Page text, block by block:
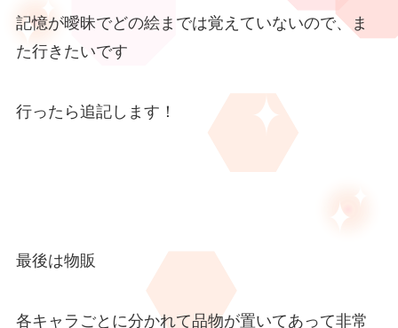
記憶が曖昧でどの絵までは覚えていないので、ま
た行きたいです
行ったら追記します！
最後は物販
各キャラごとに分かれて品物が置いてあって非常